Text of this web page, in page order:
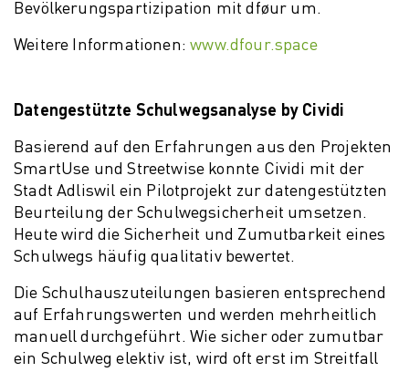
Bevölkerungspartizipation mit dføur um.
Weitere Informationen:www.dfour.space
Datengestützte Schulwegsanalyse by Cividi
Basierend auf den Erfahrungen aus den Projekten
SmartUse und Streetwise konnte Cividi mit der
Stadt Adliswil ein Pilotprojekt zur datengestützten
Beurteilung der Schulwegsicherheit umsetzen.
Heute wird die Sicherheit und Zumutbarkeit eines
Schulwegs häufig qualitativ bewertet.
Die Schulhauszuteilungen basieren entsprechend
auf Erfahrungswerten und werden mehrheitlich
manuell durchgeführt. Wie sicher oder zumutbar
ein Schulweg elektiv ist, wird oft erst im Streitfall